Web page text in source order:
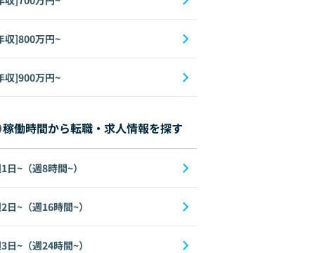
収]800万円~
収]900万円~
稼働時間から転職・求人情報を探す
日~（週8時間~）
日~（週16時間~）
日~（週24時間~）